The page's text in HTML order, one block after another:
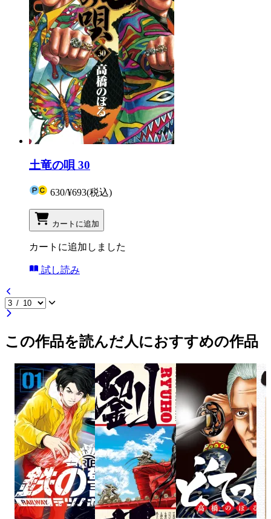
土竜の唄 30
630/¥693(税込)
カートに追加
カートに追加しました
試し読み
この作品を読んだ人におすすめの作品